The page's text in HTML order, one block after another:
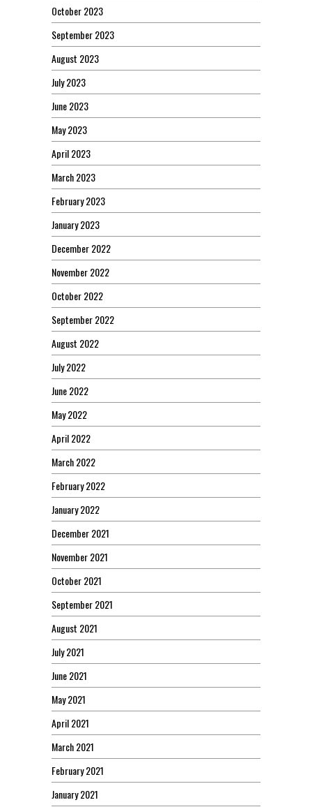
October 2023
September 2023
August 2023
July 2023
June 2023
May 2023
April 2023
March 2023
February 2023
January 2023
December 2022
November 2022
October 2022
September 2022
August 2022
July 2022
June 2022
May 2022
April 2022
March 2022
February 2022
January 2022
December 2021
November 2021
October 2021
September 2021
August 2021
July 2021
June 2021
May 2021
April 2021
March 2021
February 2021
January 2021